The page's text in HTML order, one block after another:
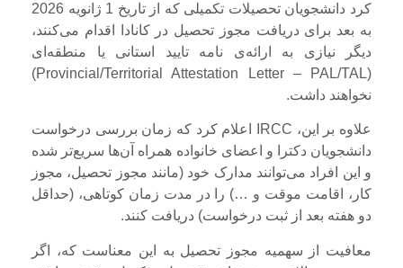
کرد دانشجویان تحصیلات تکمیلی که از تاریخ 1 ژانویه 2026
به بعد برای دریافت مجوز تحصیل در کانادا اقدام می‌کنند،
دیگر نیازی به ارائه‌ی نامه تایید استانی یا منطقه‌ای
(Provincial/Territorial Attestation Letter – PAL/TAL)
نخواهند داشت.
علاوه بر این، IRCC اعلام کرد که زمان بررسی درخواست‌
دانشجویان دکترا و اعضای خانواده همراه آن‌ها سریع‌تر شده
و این افراد می‌توانند مدارک خود (مانند مجوز تحصیل، مجوز
کار، اقامت موقت و …) را در مدت زمان کوتاهی، (حداقل
دو هفته بعد از ثبت درخواست) دریافت کنند.
معافیت از سهمیه مجوز تحصیل به این معناست که، اگر